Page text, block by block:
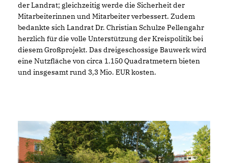
der Landrat; gleichzeitig werde die Sicherheit der
Mitarbeiterinnen und Mitarbeiter verbessert. Zudem
bedankte sich Landrat Dr. Christian Schulze Pellengahr
herzlich für die volle Unterstützung der Kreispolitik bei
diesem Großprojekt. Das dreigeschossige Bauwerk wird
eine Nutzfläche von circa 1.150 Quadratmetern bieten
und insgesamt rund 3,3 Mio. EUR kosten.